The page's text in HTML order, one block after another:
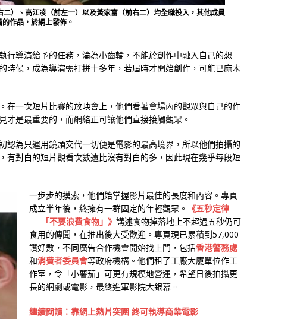
二）、高江凌（前左一）以及黃家富（前右二）均全職投入，其他成員
作品，於網上發佈。
行導演給予的任務，淪為小齒輪，不能於創作中融入自己的想
時候，成為導演需打拼十多年，若屆時才開始創作，可能已麻木
在一次短片比賽的放映會上，他們看著會場內的觀眾與自己的作
才是最重要的，而網絡正可讓他們直接接觸觀眾。
認為只運用鏡頭交代一切便是電影的最高境界，所以他們拍攝的
有對白的短片觀看次數遠比沒有對白的多，因此現在幾乎每段短
一步步的摸索，他們始掌握影片最佳的長度和內容。專頁
成立半年後，終擁有一群固定的年輕觀眾。
《五秒定律
──「不要浪費食物」》 講述食物掉落地上不超過五秒仍可
食用的傳聞，在推出後大受歡迎。專頁現已累積到57,000
讚好數，不同廣告合作機會開始找上門，包括香港警務處
和消費者委員會等政府機構。他們租了工廠大廈單位作工
作室，令「小薯茄」可更有規模地營運，希望日後拍攝更
長的網劇或電影，最終進軍影院大銀幕。
繼續閱讀：靠網上熱片突圍 終可執導商業電影